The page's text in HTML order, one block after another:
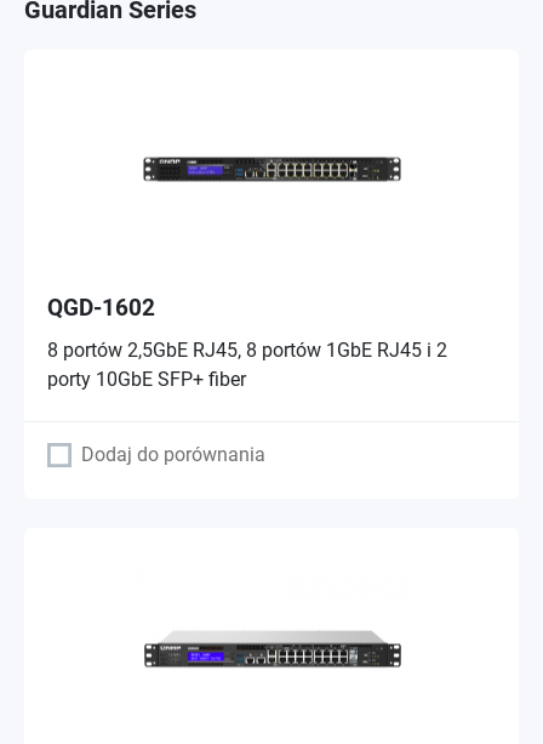
Guardian Series
QGD-1602
8 portów 2,5GbE RJ45, 8 portów 1GbE RJ45 i 2
porty 10GbE SFP+ fiber
Dodaj do porównania